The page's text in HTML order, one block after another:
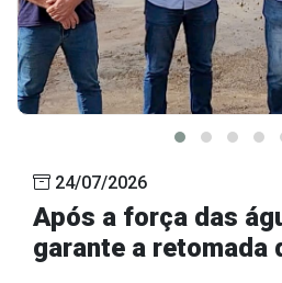
24/07/2026
Após a força das
garante a retomada